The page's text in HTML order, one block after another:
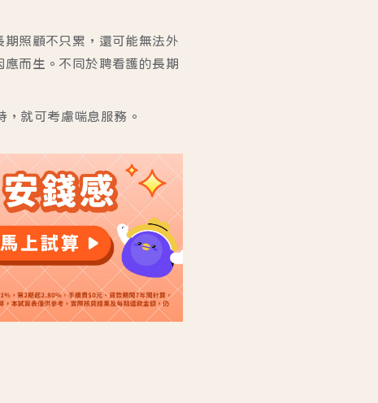
照顧不只累，還可能無法外
而生。不同於聘看護的長期
就可考慮喘息服務。